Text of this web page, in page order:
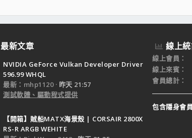
最新文章
NVIDIA GeForce Vulkan Developer Driver
596.99 WHQL
最新：mhp1120
昨天 21:57
測試軟體、驅動程式提供
【開箱】賊船MATX海景殼 | CORSAIR 2800X
RS-R ARGB WEHITE
線上
線上會員
線上來賓
會員總計
包含隱身會